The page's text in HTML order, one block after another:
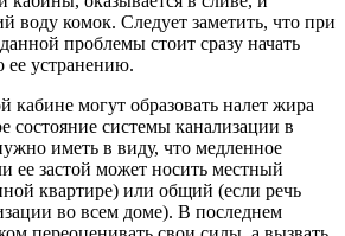
воду комок. Следует заметить, что при
проблемы стоит сразу начать
ее устранению.
кабине могут образовать налет жира
состояние системы канализации в
иметь в виду, что медленное
ее застой может носить местный
квартире) или общий (если речь
во всем доме). В последнем